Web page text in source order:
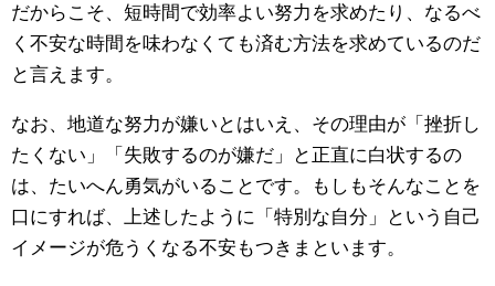
だからこそ、短時間で効率よい努力を求めたり、なるべ
く不安な時間を味わなくても済む方法を求めているのだ
と言えます。
なお、地道な努力が嫌いとはいえ、その理由が「挫折し
たくない」「失敗するのが嫌だ」と正直に白状するの
は、たいへん勇気がいることです。もしもそんなことを
口にすれば、上述したように「特別な自分」という自己
イメージが危うくなる不安もつきまといます。